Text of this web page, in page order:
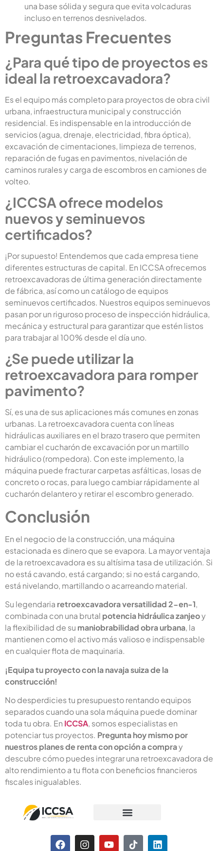
una base sólida y segura que evita volcaduras
incluso en terrenos desnivelados.
Preguntas Frecuentes
¿Para qué tipo de proyectos es
ideal la retroexcavadora?
Es el equipo más completo para proyectos de obra civil
urbana, infraestructura municipal y construcción
residencial. Es indispensable en la introducción de
servicios (agua, drenaje, electricidad, fibra óptica),
excavación de cimentaciones, limpieza de terrenos,
reparación de fugas en pavimentos, nivelación de
caminos rurales y carga de escombros en camiones de
volteo.
¿ICCSA ofrece modelos
nuevos y seminuevos
certificados?
¡Por supuesto! Entendemos que cada empresa tiene
diferentes estructuras de capital. En ICCSA ofrecemos
retroexcavadoras de última generación directamente
de fábrica, así como un catálogo de equipos
seminuevos certificados. Nuestros equipos seminuevos
pasan por un riguroso proceso de inspección hidráulica,
mecánica y estructural para garantizar que estén listos
para trabajar al 100% desde el día uno.
¿Se puede utilizar la
retroexcavadora para romper
pavimento?
Sí, es una de sus aplicaciones más comunes en zonas
urbanas. La retroexcavadora cuenta con líneas
hidráulicas auxiliares en el brazo trasero que permiten
cambiar el cucharón de excavación por un martillo
hidráulico (rompedora). Con este implemento, la
máquina puede fracturar carpetas asfálticas, losas de
concreto o rocas, para luego cambiar rápidamente al
cucharón delantero y retirar el escombro generado.
Conclusión
En el negocio de la construcción, una máquina
estacionada es dinero que se evapora. La mayor ventaja
de la retroexcavadora es su altísima tasa de utilización. Si
no está cavando, está cargando; si no está cargando,
está nivelando, martillando o acarreando material.
Su legendaria retroexcavadora versatilidad 2-en-1,
combinada con una brutal potencia hidráulica zanjeoy
la flexibilidad de su maniobrabilidad obra urbana, la
mantienen como el activo más valioso e indispensable
en cualquier flota de maquinaria.
¡Equipa tu proyecto con la navaja suiza de la
construcción!
No desperdicies tu presupuesto rentando equipos
separados cuando una sola máquina puede dominar
toda tu obra. En ICCSA, somos especialistas en
potenciar tus proyectos. Pregunta hoy mismo por
nuestros planes de renta con opción a compray
descubre cómo puedes integrar una retroexcavadora de
alto rendimiento a tu flota con beneficios financieros
fiscales inigualables.